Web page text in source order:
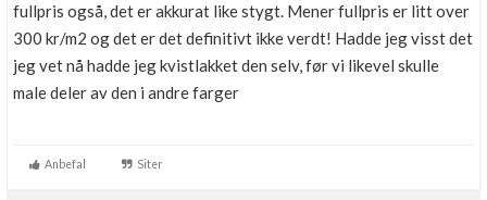
fullpris også, det er akkurat like stygt. Mener fullpris er litt over
300 kr/m2 og det er det definitivt ikke verdt! Hadde jeg visst det
jeg vet nå hadde jeg kvistlakket den selv, før vi likevel skulle
male deler av den i andre farger
Anbefal Siter